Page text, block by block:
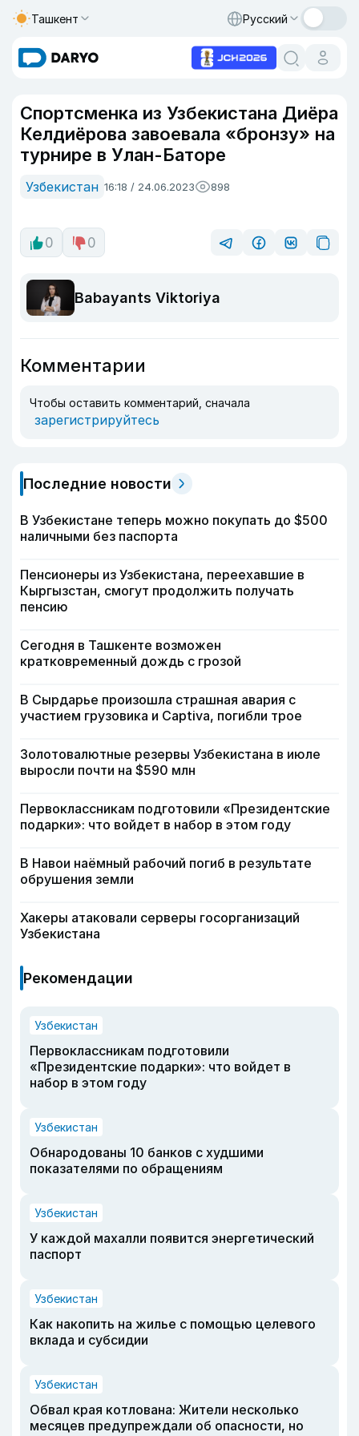
Ташкент Русский
Спортсменка из Узбекистана Диёра
Келдиёрова завоевала «бронзу» на
турнире в Улан-Баторе
Узбекистан 16:18 / 24.06.2023 898
0 0
Babayants Viktoriya
Комментарии
Чтобы оставить комментарий, сначала
зарегистрируйтесь
Последние новости
В Узбекистане теперь можно покупать до $500
наличными без паспорта
Пенсионеры из Узбекистана, переехавшие в
Кыргызстан, смогут продолжить получать
пенсию
Сегодня в Ташкенте возможен
кратковременный дождь с грозой
В Сырдарье произошла страшная авария с
участием грузовика и Captiva, погибли трое
Золотовалютные резервы Узбекистана в июле
выросли почти на $590 млн
Первоклассникам подготовили «Президентские
подарки»: что войдет в набор в этом году
В Навои наёмный рабочий погиб в результате
обрушения земли
Хакеры атаковали серверы госорганизаций
Узбекистана
Рекомендации
Узбекистан
Первоклассникам подготовили
«Президентские подарки»: что войдет в
набор в этом году
Узбекистан
Обнародованы 10 банков с худшими
показателями по обращениям
Узбекистан
У каждой махалли появится энергетический
паспорт
Узбекистан
Как накопить на жилье с помощью целевого
вклада и субсидии
Узбекистан
Обвал края котлована: Жители несколько
месяцев предупреждали об опасности, но